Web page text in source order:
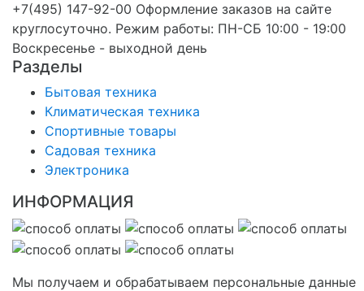
+7(495) 147-92-00 Оформление заказов на сайте
круглосуточно. Режим работы: ПН-СБ 10:00 - 19:00
Воскресенье - выходной день
Разделы
Бытовая техника
Климатическая техника
Спортивные товары
Садовая техника
Электроника
ИНФОРМАЦИЯ
Мы получаем и обрабатываем персональные данные